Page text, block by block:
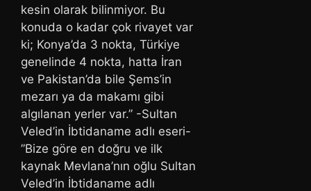
kesin olarak bilinmiyor. Bu
konuda o kadar çok rivayet var
ki; Konya’da 3 nokta, Türkiye
genelinde 4 nokta, hatta İran
ve Pakistan’da bile Şems’in
mezarı ya da makamı gibi
algılanan yerler var.” -Sultan
Veled’in İbtidaname adlı eseri-
”Bize göre en doğru ve ilk
kaynak Mevlana’nın oğlu Sultan
Veled’in İbtidaname adlı